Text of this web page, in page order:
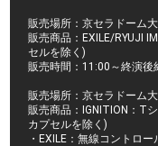
販売場所：京セラドーム
販売商品：EXILE/RYUJI
セルを除く)
販売時間：11:00～終演後
販売場所：京セラドーム
販売商品：IGNITION：T
カプセルを除く)
・EXILE：無線コントロ